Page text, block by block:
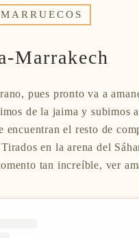
MARRUECOS
Marrakech
pues pronto va a
de la jaima y subimos
encuentran el resto de
en la arena del
tan increíble, ver